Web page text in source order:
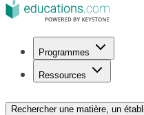
Programmes
Ressources
Rechercher une matière, un